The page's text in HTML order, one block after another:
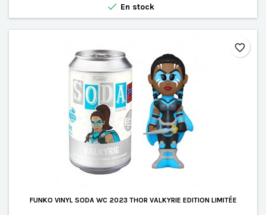
 En stock
FUNKO VINYL SODA WC 2023 THOR VALKYRIE EDITION LIMITÉE
favorite_border